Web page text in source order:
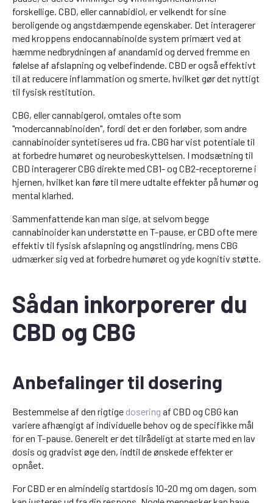
forskellige. CBD, eller cannabidiol, er velkendt for sine
beroligende og angstdæmpende egenskaber. Det interagerer
med kroppens endocannabinoide system primært ved at
hæmme nedbrydningen af anandamid og derved fremme en
følelse af afslapning og velbefindende. CBD er også effektivt
til at reducere inflammation og smerte, hvilket gør det nyttigt
til fysisk restitution.
CBG, eller cannabigerol, omtales ofte som
"modercannabinoiden", fordi det er den forløber, som andre
cannabinoider syntetiseres ud fra. CBG har vist potentiale til
at forbedre humøret og neurobeskyttelsen. I modsætning til
CBD interagerer CBG direkte med CB1- og CB2-receptorerne i
hjernen, hvilket kan føre til mere udtalte effekter på humør og
mental klarhed.
Sammenfattende kan man sige, at selvom begge
cannabinoider kan understøtte en T-pause, er CBD ofte mere
effektiv til fysisk afslapning og angstlindring, mens CBG
udmærker sig ved at forbedre humøret og yde kognitiv støtte.
Sådan inkorporerer du
CBD og CBG
Anbefalinger til dosering
Bestemmelse af den rigtige dosering af CBD og CBG kan
variere afhængigt af individuelle behov og de specifikke mål
for en T-pause. Generelt er det tilrådeligt at starte med en lav
dosis og gradvist øge den, indtil de ønskede effekter er
opnået.
For CBD er en almindelig startdosis 10-20 mg om dagen, som